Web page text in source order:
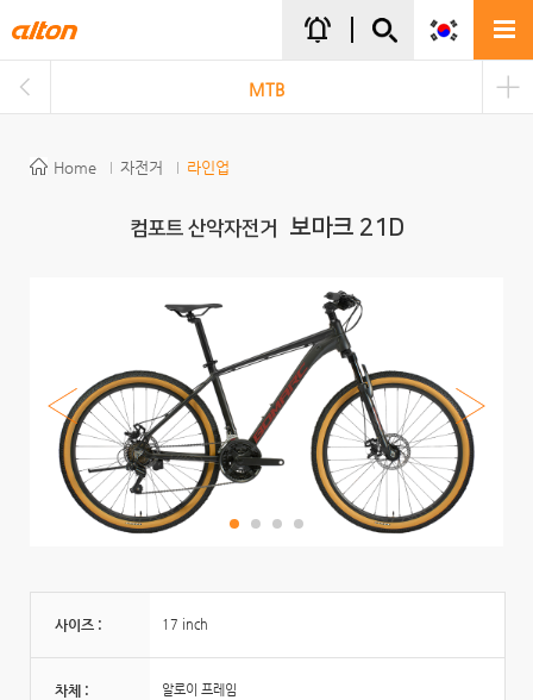
notifications_active
MTB
Home 자전거 라인업
컴포트 산악자전거 보마크 21D
사이즈 : 17 inch
차체 : 알로이 프레임